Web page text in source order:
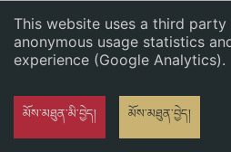
This website uses a third
anonymous usage statistics
experience (Google Analytics).
མོས་མཐུན་མི་བྱེད། མོས་མཐུན་བྱེད།